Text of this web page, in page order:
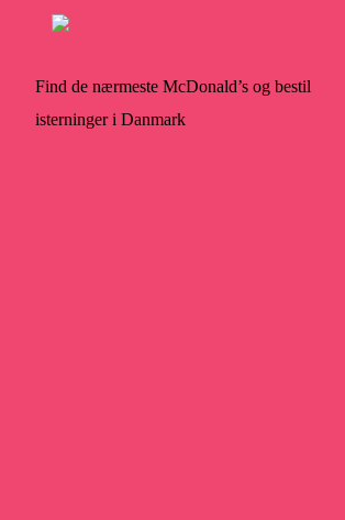
Find de nærmeste McDonald’s og bestil
isterninger i Danmark